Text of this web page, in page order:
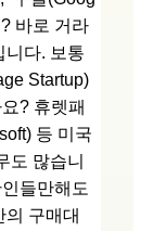
바로 거라
니다. 보통
Startup)
? 휴렛패
등 미국
도 많습니
들만해도
구매대